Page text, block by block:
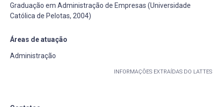
Graduação em Administração de Empresas (Universidade
Católica de Pelotas, 2004)
Áreas de atuação
Administração
INFORMAÇÕES EXTRAÍDAS DO LATTES